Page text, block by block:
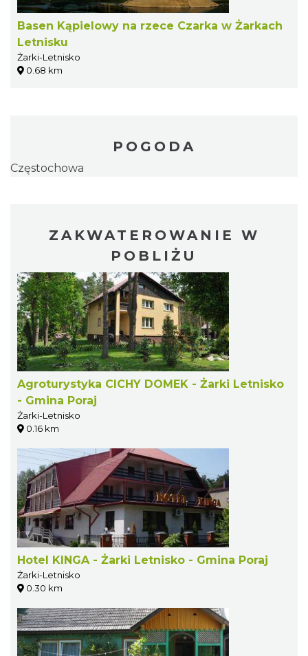
Basen Kąpielowy na rzece Czarka w Żarkach
Letnisku
Żarki-Letnisko
0.68 km
POGODA
Częstochowa
ZAKWATEROWANIE W
POBLIŻU
Agroturystyka CICHY DOMEK - Żarki Letnisko
- Gmina Poraj
Żarki-Letnisko
0.16 km
Hotel KINGA - Żarki Letnisko - Gmina Poraj
Żarki-Letnisko
0.30 km